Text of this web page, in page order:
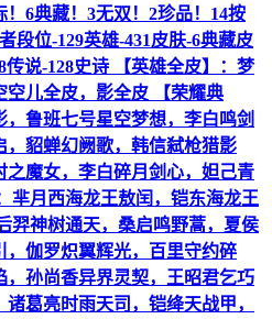
6典藏！3无双！2珍品！14按
段位-129英雄-431皮肤-6典藏皮
传说-128史诗 【英雄全皮】：梦
空儿全皮，影全皮 【荣耀典
鲁班七号星空梦想，李白鸣剑
，貂蝉幻阙歌，韩信弑枪猎影
之魔女，李白碎月剑心，妲己青
芈月西海龙王敖闰，铠东海龙王
羿神树通天，桑启鸣野蒿，夏侯
，伽罗炽翼辉光，百里守约碎
，孙尚香异界灵契，王昭君乞巧
葛亮时雨天司，铠绛天战甲，